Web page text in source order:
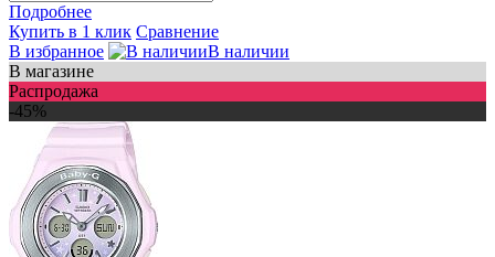
Подробнее
Купить в 1 клик Сравнение
В избранное
В наличии
В магазине
Распродажа
-45%